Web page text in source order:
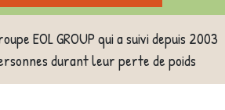
EOL GROUP qui a suivi depuis 2003
durant leur perte de poids